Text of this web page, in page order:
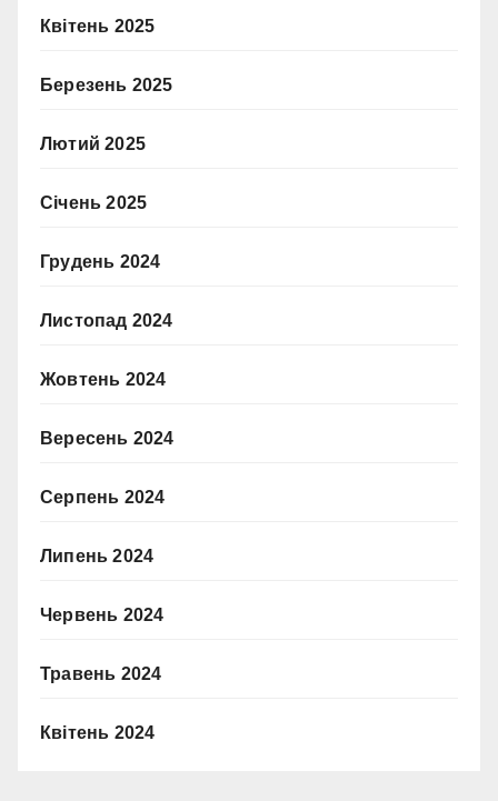
Квітень 2025
Березень 2025
Лютий 2025
Січень 2025
Грудень 2024
Листопад 2024
Жовтень 2024
Вересень 2024
Серпень 2024
Липень 2024
Червень 2024
Травень 2024
Квітень 2024